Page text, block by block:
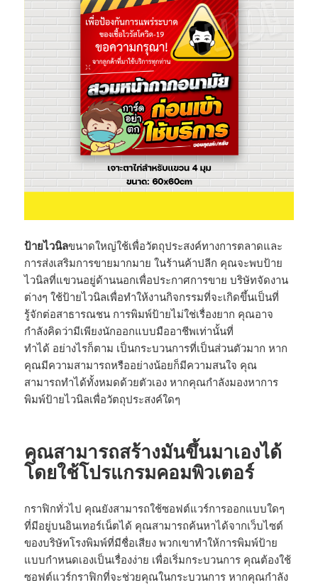
ป้ายไวนิลขนาดใหญ่ใช้เพื่อวัตถุประสงค์ทางการตลาดและ
การส่งเสริมการขายมากมาย ในร้านค้าปลีก คุณจะพบป้าย
ไวนิลที่แขวนอยู่ด้านนอกเพื่อประกาศการขาย บริษัทจัดงาน
ต่างๆ ใช้ป้ายไวนิลเพื่อทำให้งานกิจกรรมที่จะเกิดขึ้นเป็นที่
รู้จักต่อสาธารณชน การพิมพ์ป้ายไม่ใช่เรื่องยาก คุณอาจ
กำลังคิดว่ามีเพียงนักออกแบบมืออาชีพเท่านั้นที่
ทำได้ อย่างไรก็ตาม เป็นกระบวนการที่เป็นส่วนตัวมาก หาก
คุณมีความสามารถหรืออย่างน้อยก็มีความสนใจ คุณ
สามารถทำได้ทั้งหมดด้วยตัวเอง หากคุณกำลังมองหาการ
พิมพ์ป้ายไวนิลเพื่อวัตถุประสงค์ใดๆ
คุณสามารถสร้างมันขึ้นมาเองได้
โดยใช้โปรแกรมคอมพิวเตอร์
กราฟิกทั่วไป คุณยังสามารถใช้ซอฟต์แวร์การออกแบบใดๆ
ที่มีอยู่บนอินเทอร์เน็ตได้ คุณสามารถค้นหาได้จากเว็บไซต์
ของบริษัทโรงพิมพ์ที่มีชื่อเสียง พวกเขาทำให้การพิมพ์ป้าย
แบบกำหนดเองเป็นเรื่องง่าย เพื่อเริ่มกระบวนการ คุณต้องใช้
ซอฟต์แวร์กราฟิกที่จะช่วยคุณในกระบวนการ หากคุณกำลัง